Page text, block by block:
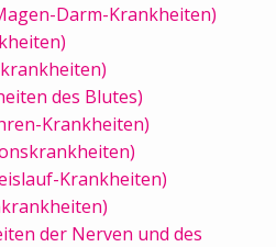
Darm-Krankheiten)
des Blutes)
Krankheiten)
Krankheiten)
der Nerven und des